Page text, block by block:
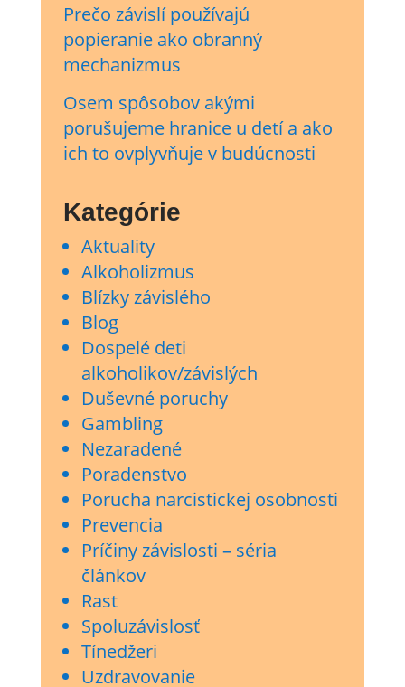
Prečo závislí používajú
popieranie ako obranný
mechanizmus
Osem spôsobov akými
porušujeme hranice u detí a ako
ich to ovplyvňuje v budúcnosti
Kategórie
Aktuality
Alkoholizmus
Blízky závislého
Blog
Dospelé deti
alkoholikov/závislých
Duševné poruchy
Gambling
Nezaradené
Poradenstvo
Porucha narcistickej osobnosti
Prevencia
Príčiny závislosti – séria
článkov
Rast
Spoluzávislosť
Tínedžeri
Uzdravovanie